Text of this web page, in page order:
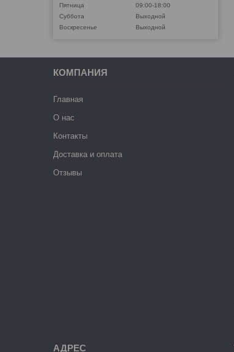
Пятница
09:00-18:00
Суббота
Выходной
Воскресенье
Выходной
КОМПАНИЯ
Главная
О нас
Контакты
Доставка и оплата
Отзывы